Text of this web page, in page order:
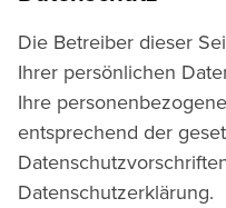
Die Betreiber dieser
Ihrer persönlichen
Ihre
entsprechend der
Datenschutzerklärung.